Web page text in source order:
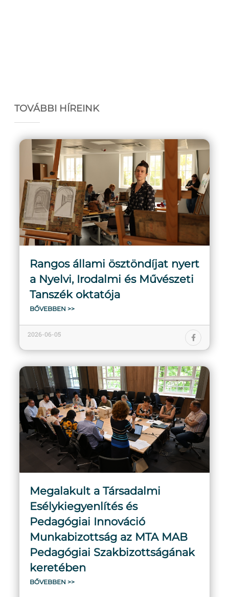
TOVÁBBI HÍREINK
Rangos állami ösztöndíjat nyert
a Nyelvi, Irodalmi és Művészeti
Tanszék oktatója
BŐVEBBEN >>
2026-06-05
Megalakult a Társadalmi
Esélykiegyenlítés és
Pedagógiai Innováció
Munkabizottság az MTA MAB
Pedagógiai Szakbizottságának
keretében
BŐVEBBEN >>